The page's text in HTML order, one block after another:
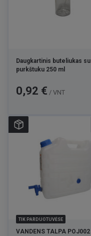
Daugkartinis buteliukas su
purkštuku 250 ml
Kaina
0,92 € / VNT
TIK PARDUOTUVĖSE
VANDENS TALPA POJ002